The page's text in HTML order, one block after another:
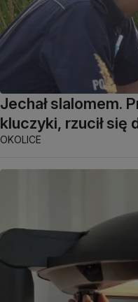
Jechał slalomem.
kluczyki, rzucił się
OKOLICE